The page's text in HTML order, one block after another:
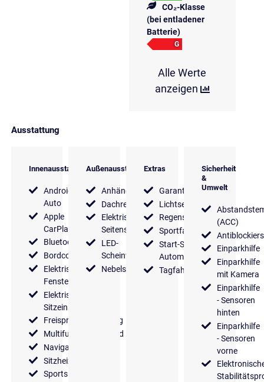
CO₂-Klasse
(bei entladener
Batterie)
G
Alle Werte
anzeigen
Ausstattung
Innenausstattung
Android
Auto
Apple
CarPlay
Bluetooth
Bordcomputer
Elektrische
Fensterheber
Elektrische
Sitzeinstellung
Freisprecheinrichtung
Multifunktionslenkrad
Navigationssystem
Sitzheizung
Sportsitze
Außenausstattung
Anhängerkupplung
Dachreling
Elektrische
Seitenspiegel
LED-
Scheinwerfer
Nebelscheinwerfer
Extras
Garantie
Lichtsensor
Regensensor
Sportfahrwerk
Start-Stop
Automatik
Tagfahrlicht
Sicherheit
&
Umwelt
(ACC)
Einparkhilfe
Einparkhilfe
mit Kamera
Einparkhilfe
- Sensoren
hinten
Einparkhilfe
- Sensoren
vorne